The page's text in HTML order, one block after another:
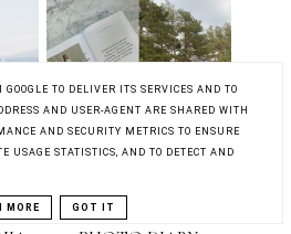
05 July 2026
TO DELIVER ITS SERVICES AND TO
AND USER-AGENT ARE SHARED WITH
AND SECURITY METRICS TO ENSURE
USAGE STATISTICS, AND TO DETECT AND
MORE GOT IT